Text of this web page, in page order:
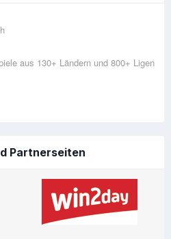
aus 130+ Ländern und 800+ Ligen
Partnerseiten